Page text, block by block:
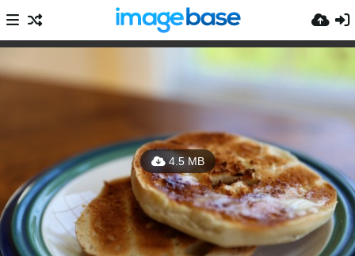
4.5 MB